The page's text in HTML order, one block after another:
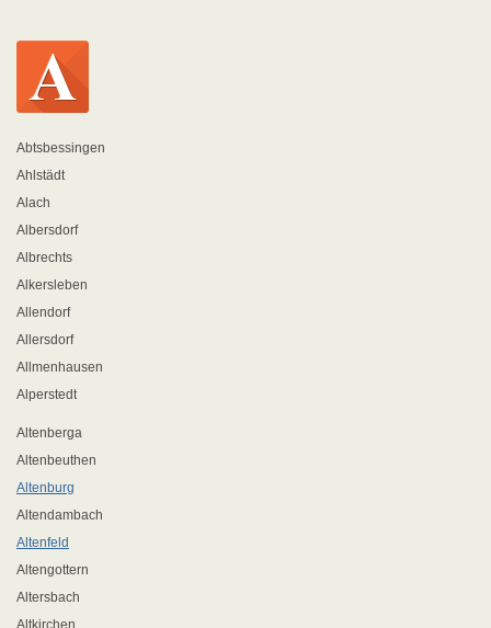
Abtsbessingen
Ahlstädt
Alach
Albersdorf
Albrechts
Alkersleben
Allendorf
Allersdorf
Allmenhausen
Alperstedt
Altenberga
Altenbeuthen
Altenburg
Altendambach
Altenfeld
Altengottern
Altersbach
Altkirchen